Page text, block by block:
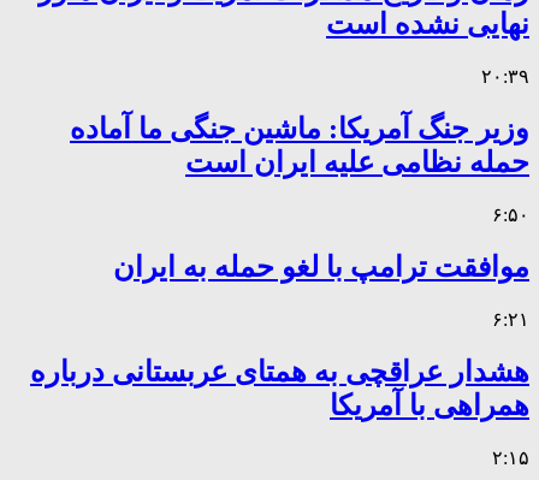
نهایی نشده است
۲۰:۳۹
وزیر جنگ آمریکا: ماشین جنگی ما آماده
حمله نظامی علیه ایران است
۶:۵۰
موافقت ترامپ با لغو حمله به ایران
۶:۲۱
هشدار عراقچی به همتای عربستانی درباره
همراهی با آمریکا
۲:۱۵